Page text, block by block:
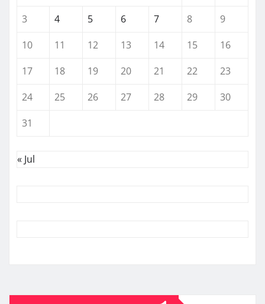
3
4 5 6 7 8
9
10
11 12 13 14 15
16
17
18 19 20 21 22
23
24
25 26 27 28 29
30
31
« Jul